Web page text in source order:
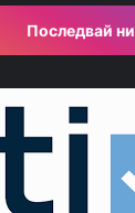
Последвай ни